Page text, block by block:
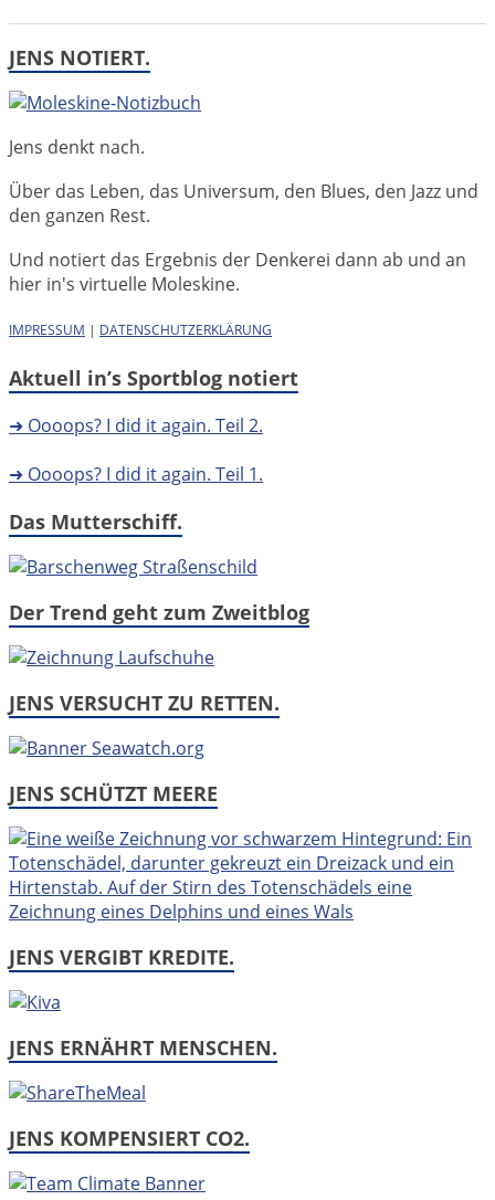
JENS NOTIERT.
Jens denkt nach.
Über das Leben, das Universum, den Blues, den Jazz und
den ganzen Rest.
Und notiert das Ergebnis der Denkerei dann ab und an
hier in's virtuelle Moleskine.
IMPRESSUM | DATENSCHUTZERKLÄRUNG
Aktuell in’s Sportblog notiert
➜ Oooops? I did it again. Teil 2.
➜ Oooops? I did it again. Teil 1.
Das Mutterschiff.
Der Trend geht zum Zweitblog
JENS VERSUCHT ZU RETTEN.
JENS SCHÜTZT MEERE
JENS VERGIBT KREDITE.
JENS ERNÄHRT MENSCHEN.
JENS KOMPENSIERT CO2.